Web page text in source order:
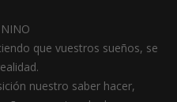
que vuestros sueños, se
nuestro saber hacer,